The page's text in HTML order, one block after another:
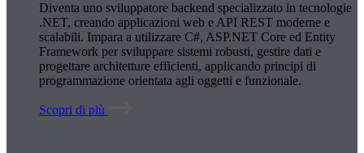
Diventa uno sviluppatore backend specializzato in tecnologie
.NET, creando applicazioni web e API REST moderne e
scalabili. Impara a utilizzare C#, ASP.NET Core ed Entity
Framework per sviluppare sistemi robusti, gestire dati e
progettare architetture efficienti, applicando principi di
programmazione orientata agli oggetti e funzionale.
Scopri di più